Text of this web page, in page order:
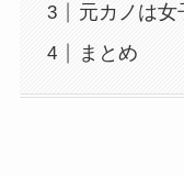
元カノは女
まとめ